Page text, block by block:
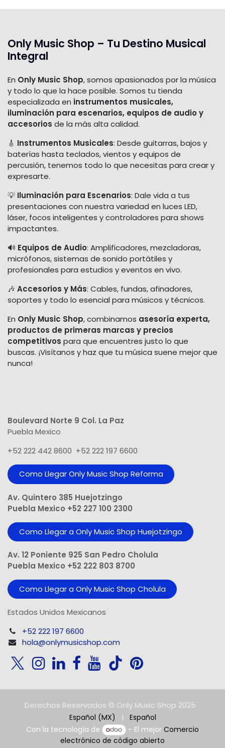
Only Music Shop – Tu Destino Musical
Integral
En Only Music Shop, somos apasionados por la música
y todo lo que la hace posible. Somos tu tienda
especializada en instrumentos musicales,
iluminación para escenarios, equipos de audio y
accesorios de la más alta calidad.
🎸 Instrumentos Musicales: Desde guitarras, bajos y
baterías hasta teclados, vientos y equipos de
percusión, tenemos todo lo que necesitas para crear y
expresarte.
💡 Iluminación para Escenarios: Dale vida a tus
presentaciones con nuestra variedad en luces LED,
láser, focos inteligentes y controladores para shows
impactantes.
🔊 Equipos de Audio: Amplificadores, mezcladoras,
micrófonos, sistemas de sonido portátiles y
profesionales para estudios y eventos en vivo.
🎶 Accesorios y Más: Cables, fundas, afinadores,
soportes y todo lo esencial para músicos y técnicos.
En Only Music Shop, combinamos asesoría experta,
productos de primeras marcas y precios
competitivos para que encuentres justo lo que
buscas. ¡Visítanos y haz que tu música suene mejor que
nunca!
Boulevard Norte 9 Col. La Paz
Puebla Mexico
+52 222 442 8600 +52 222 197 6600
Como Llegar Only Music Shop​ Reforma
Av. Quintero 385 Huejotzingo
Puebla Mexico +52 227 100 2300
Como Llegar a Only Music Shop Huejotzingo
Av. 12 Poniente 925 San Pedro Cholula
Puebla Mexico +52 222 803 8700
Como Llegar a Only Music Shop Cholula
Estados Unidos Mexicanos
+52 222 197 6600
hola@onlymusicshop.com
Derechos Reservados © Only Music Shop 2025
Español (MX) |
Español
Con la tecnología de
- El mejorComercio
electrónico de código abierto